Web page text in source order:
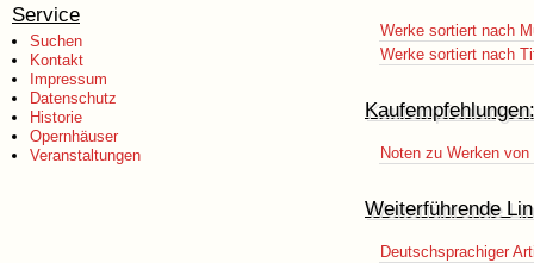
Service
Suchen
Kontakt
Impressum
Datenschutz
Historie
Opernhäuser
Veranstaltungen
Werke sortiert nach
Werke sortiert nach
Kaufempfehlungen:
Noten zu Werken
Weiterführende
Deutschsprachiger